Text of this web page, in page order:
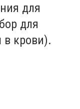
для
для
в крови).